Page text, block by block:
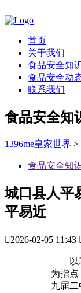
首页
关于我们
食品安全知
食品安全动
联系我们
食品安全知
1396me皇家世界 >
食品安全知
城口县人平
平易近
2026-02-05 11:43
以习
为指
九届